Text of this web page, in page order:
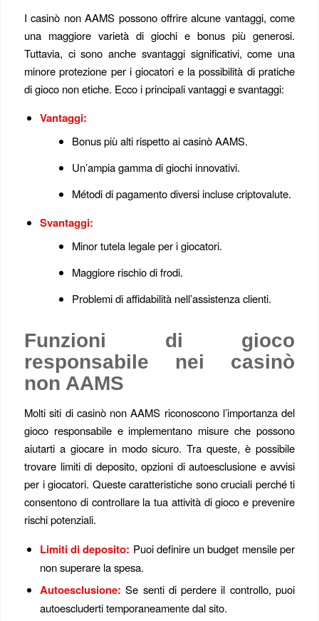
I casinò non AAMS possono offrire alcune vantaggi, come
una maggiore varietà di giochi e bonus più generosi.
Tuttavia, ci sono anche svantaggi significativi, come una
minore protezione per i giocatori e la possibilità di pratiche
di gioco non etiche. Ecco i principali vantaggi e svantaggi:
Vantaggi:
Bonus più alti rispetto ai casinò AAMS.
Un’ampia gamma di giochi innovativi.
Métodi di pagamento diversi incluse criptovalute.
Svantaggi:
Minor tutela legale per i giocatori.
Maggiore rischio di frodi.
Problemi di affidabilità nell’assistenza clienti.
Funzioni di gioco
responsabile nei casinò
non AAMS
Molti siti di casinò non AAMS riconoscono l’importanza del
gioco responsabile e implementano misure che possono
aiutarti a giocare in modo sicuro. Tra queste, è possibile
trovare limiti di deposito, opzioni di autoesclusione e avvisi
per i giocatori. Queste caratteristiche sono cruciali perché ti
consentono di controllare la tua attività di gioco e prevenire
rischi potenziali.
Limiti di deposito: Puoi definire un budget mensile per
non superare la spesa.
Autoesclusione: Se senti di perdere il controllo, puoi
autoescluderti temporaneamente dal sito.